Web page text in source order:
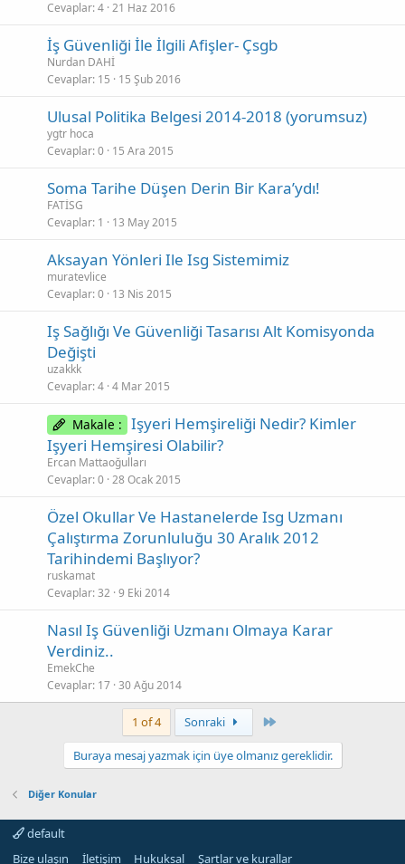
Cevaplar 4 21 Haz 2016
İş Güvenliği İle İlgili Afişler- Çsgb
Nurdan DAHİ
Cevaplar 15 15 Şub 2016
Ulusal Politika Belgesi 2014-2018 (yorumsuz)
ygtr hoca
Cevaplar 0 15 Ara 2015
Soma Tarihe Düşen Derin Bir Kara’ydı!
FATİSG
Cevaplar 1 13 May 2015
Aksayan Yönleri Ile Isg Sistemimiz
muratevlice
Cevaplar 0 13 Nis 2015
Iş Sağlığı Ve Güvenliği Tasarısı Alt Komisyonda
Değişti
uzakkk
Cevaplar 4 4 Mar 2015
Makale : Işyeri Hemşireliği Nedir? Kimler
Işyeri Hemşiresi Olabilir?
Ercan Mattaoğulları
Cevaplar 0 28 Ocak 2015
Özel Okullar Ve Hastanelerde Isg Uzmanı
Çalıştırma Zorunluluğu 30 Aralık 2012
Tarihindemi Başlıyor?
ruskamat
Cevaplar 32 9 Eki 2014
Nasıl Iş Güvenliği Uzmanı Olmaya Karar
Verdiniz..
EmekChe
Cevaplar 17 30 Ağu 2014
1 of 4 Sonraki
Buraya mesaj yazmak için üye olmanız gereklidir.
Diğer Konular
default
Bize ulaşın
İletişim Hukuksal Şartlar ve kurallar